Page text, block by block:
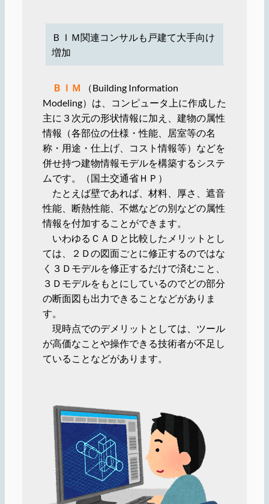
ＢＩＭ関連コンサルも戸建て大手向け
増加
ＢＩＭ （Building Information
Modeling）は、コンピュータ上に作成した
主に３次元の形状情報に加え、建物の属性
情報（各部位の仕様・性能、居室等の名
称・用途・仕上げ、コスト情報等）などを
併せ持つ建物情報モデルを構築するシステ
ムです。（国土交通省ＨＰ）
たとえば壁であれば、材料、厚さ、遮音
性能、断熱性能、不燃などの別などの属性
情報を付加することができます。
いわゆるＣＡＤと比較したメリットとし
ては、２Ｄの図面ごとに修正するのではな
く３Ｄモデルを修正するだけで済むこと、
３Ｄモデルをもとにしているのでどの部分
の断面図も出力できることなどがありま
す。
現時点でのデメリットとしては、ツール
が高価なことや操作できる技術者が不足し
ていることなどがあります。